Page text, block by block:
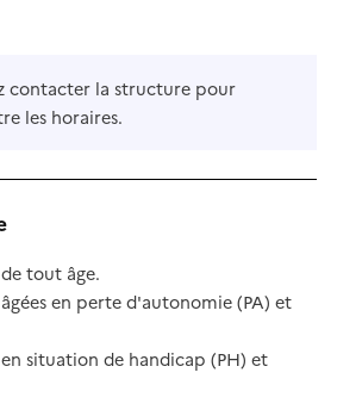
contacter la structure pour
les horaires.
tout âge.
âgées en perte d'autonomie (PA) et
en situation de handicap (PH) et